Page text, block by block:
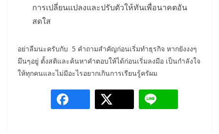
การเปลี่ยนแปลงและปรับตัวให้ทันเพื่อนาคตอัน
สดใส
อย่าลืมนะครับกับ 5 คำถามสำคัญก่อนเริ่มทำธุรกิจ หากยังงงๆ
มึนๆอยู่ ตั้งสติและค้นหาคำตอบให้ได้ก่อนเริ่มลงมือ เป็นกำลังใจ
ให้ทุกคนและไม่มีอะไรอยากเกินการเรียนรู้ครัผม